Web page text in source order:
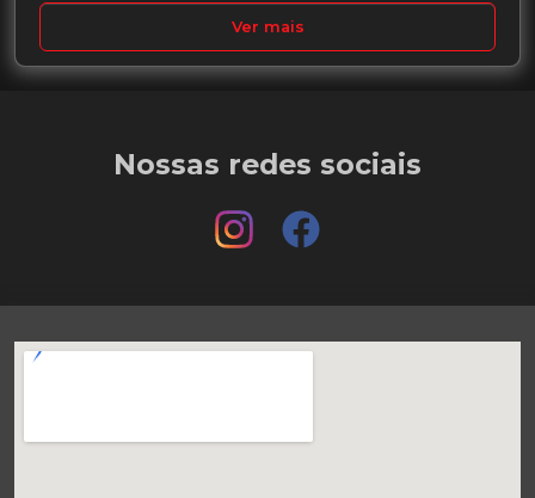
Ver mais
Nossas redes sociais